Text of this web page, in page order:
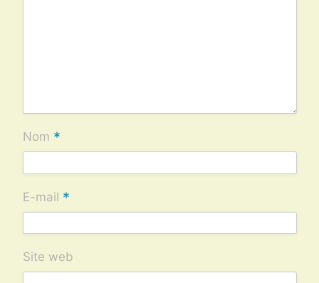
Nom *
E-mail *
Site web